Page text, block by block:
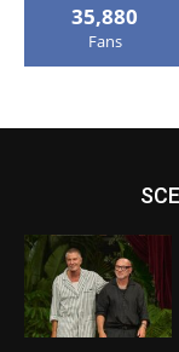
35,880
Fans